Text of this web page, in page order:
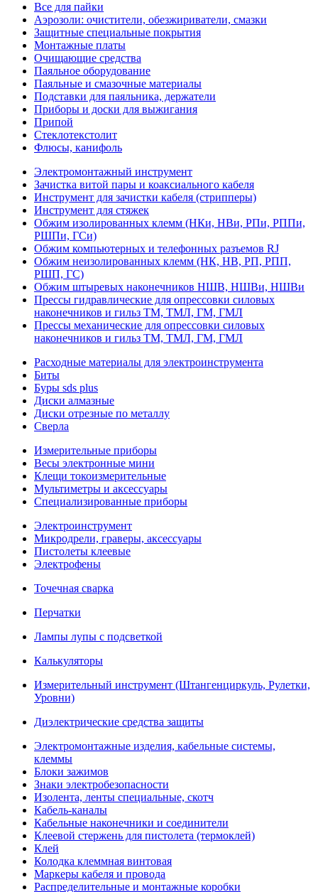
Все для пайки
Аэрозоли: очистители, обезжириватели, смазки
Защитные специальные покрытия
Монтажные платы
Очищающие средства
Паяльное оборудование
Паяльные и смазочные материалы
Подставки для паяльника, держатели
Приборы и доски для выжигания
Припой
Стеклотекстолит
Флюсы, канифоль
Электромонтажный инструмент
Зачистка витой пары и коаксиального кабеля
Инструмент для зачистки кабеля (стрипперы)
Инструмент для стяжек
Обжим изолированных клемм (НКи, НВи, РПи, РППи,
РШПи, ГСи)
Обжим компьютерных и телефонных разъемов RJ
Обжим неизолированных клемм (НК, НВ, РП, РПП,
РШП, ГС)
Обжим штыревых наконечников НШВ, НШВи, НШВи
Прессы гидравлические для опрессовки силовых
наконечников и гильз ТМ, ТМЛ, ГМ, ГМЛ
Прессы механические для опрессовки силовых
наконечников и гильз ТМ, ТМЛ, ГМ, ГМЛ
Расходные материалы для электроинструмента
Биты
Буры sds plus
Диски алмазные
Диски отрезные по металлу
Сверла
Измерительные приборы
Весы электронные мини
Клещи токоизмерительные
Мультиметры и аксессуары
Специализированные приборы
Электроинструмент
Микродрели, граверы, аксессуары
Пистолеты клеевые
Электрофены
Точечная сварка
Перчатки
Лампы лупы с подсветкой
Калькуляторы
Измерительный инструмент (Штангенциркуль, Рулетки,
Уровни)
Диэлектрические средства защиты
Электромонтажные изделия, кабельные системы,
клеммы
Блоки зажимов
Знаки электробезопасности
Изолента, ленты специальные, скотч
Кабель-каналы
Кабельные наконечники и соединители
Клеевой стержень для пистолета (термоклей)
Клей
Колодка клеммная винтовая
Маркеры кабеля и провода
Распределительные и монтажные коробки